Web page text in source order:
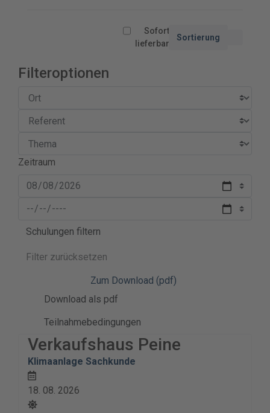
Sofort
lieferbar
Sortierung
Filteroptionen
Zeitraum
Schulungen filtern
Filter zurücksetzen
Zum Download (pdf)
Download als pdf
Teilnahmebedingungen
Verkaufshaus Peine
Klimaanlage Sachkunde
18. 08. 2026